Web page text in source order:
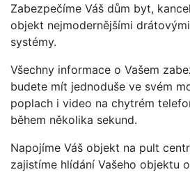
Zabezpečíme Váš dům byt,
objekt nejmodernějšími
systémy.
Všechny informace o Vašem
budete mít jednoduše ve svém
poplach i video na chytrém
během několika sekund.
Napojíme Váš objekt na pult
zajistíme hlídání Vašeho objektu